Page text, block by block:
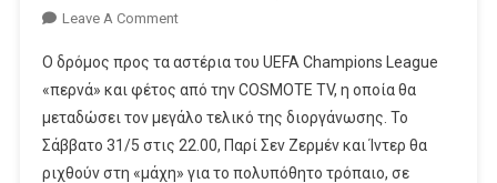
Leave A CommentOn
Σεν
Ζερμέν-
Ίντερ:
Ο
Μεγάλος
Ο δρόμος προς τα αστέρια του UEFA Champions League
«περνά» και φέτος από την COSMOTE TV, η οποία θα
μεταδώσει τον μεγάλο τελικό της διοργάνωσης. Το
Σάββατο 31/5 στις 22.00, Παρί Σεν Ζερμέν και Ίντερ θα
ριχθούν στη «μάχη» για το πολυπόθητο τρόπαιο, σε